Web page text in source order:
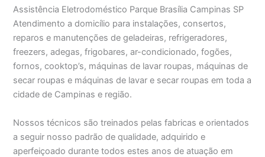
Assistência Eletrodoméstico Parque Brasília Campinas SP
Atendimento a domicílio para instalações, consertos,
reparos e manutenções de geladeiras, refrigeradores,
freezers, adegas, frigobares, ar-condicionado, fogões,
fornos, cooktop’s, máquinas de lavar roupas, máquinas de
secar roupas e máquinas de lavar e secar roupas em toda a
cidade de Campinas e região.
Nossos técnicos são treinados pelas fabricas e orientados
a seguir nosso padrão de qualidade, adquirido e
aperfeiçoado durante todos estes anos de atuação em